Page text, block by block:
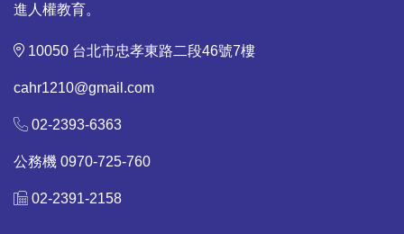
進人權教育。
10050 台北市忠孝東路二段46號7樓
cahr1210@gmail.com
02-2393-6363
公務機 0970-725-760
02-2391-2158